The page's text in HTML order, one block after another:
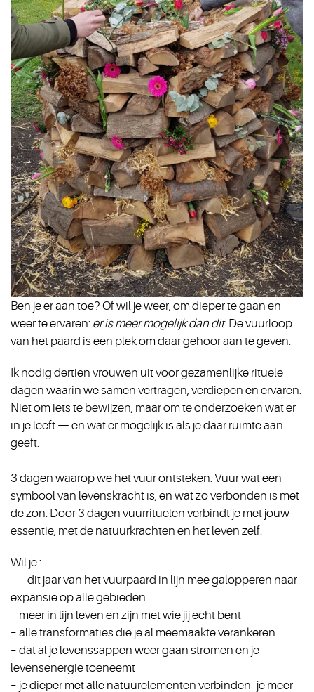
Ben je er aan toe? Of wil je weer, om dieper te gaan en
weer te ervaren: er is meer mogelijk dan dit. De vuurloop
van het paard is een plek om daar gehoor aan te geven.
Ik nodig dertien vrouwen uit voor gezamenlijke rituele
dagen waarin we samen vertragen, verdiepen en ervaren.
Niet om iets te bewijzen, maar om te onderzoeken wat er
in je leeft — en wat er mogelijk is als je daar ruimte aan
geeft.
3 dagen waarop we het vuur ontsteken. Vuur wat een
symbool van levenskracht is, en wat zo verbonden is met
de zon. Door 3 dagen vuurrituelen verbindt je met jouw
essentie, met de natuurkrachten en het leven zelf.
Wil je :
– – dit jaar van het vuurpaard in lijn mee galopperen naar
expansie op alle gebieden
– meer in lijn leven en zijn met wie jij echt bent
– alle transformaties die je al meemaakte verankeren
– dat al je levenssappen weer gaan stromen en je
levensenergie toeneemt
– je dieper met alle natuurelementen verbinden- je meer